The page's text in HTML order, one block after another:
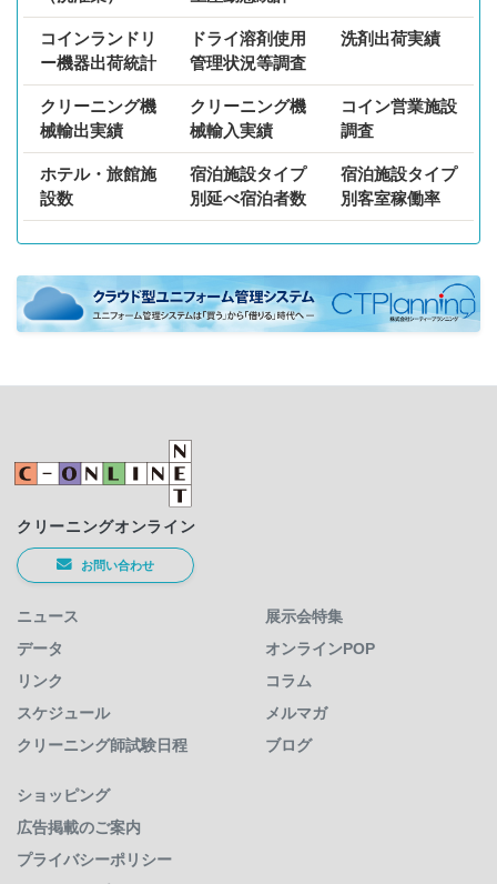
コインランドリ
ー機器出荷統計
ドライ溶剤使用
管理状況等調査
洗剤出荷実績
クリーニング機
械輸出実績
クリーニング機
械輸入実績
コイン営業施設
調査
ホテル・旅館施
設数
宿泊施設タイプ
別延べ宿泊者数
宿泊施設タイプ
別客室稼働率
クリーニングオンライン
お問い合わせ
ニュース
データ
リンク
スケジュール
クリーニング師試験日程
展示会特集
オンラインPOP
コラム
メルマガ
ブログ
ショッピング
広告掲載のご案内
プライバシーポリシー